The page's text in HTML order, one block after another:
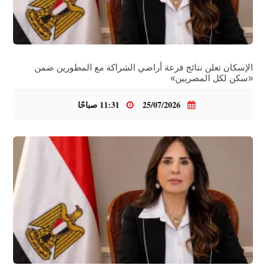
الإسكان تعلن نتائج قرعة أراضي الشراكة مع المطورين ضمن
«سكن لكل المصريين»